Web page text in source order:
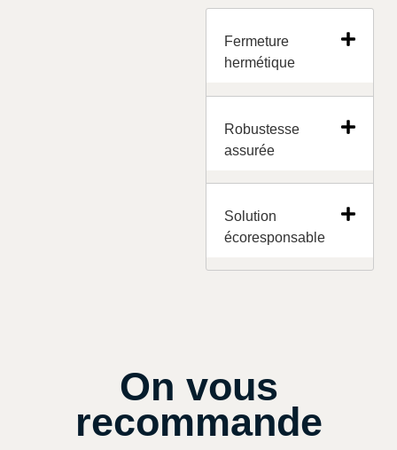
Fermeture
hermétique
Robustesse
assurée
Solution
écoresponsable
On vous
recommande